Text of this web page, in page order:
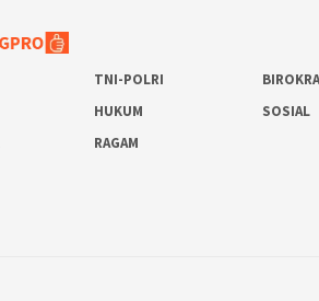
TNI-POLRI
HUKUM
SOSIAL
RAGAM